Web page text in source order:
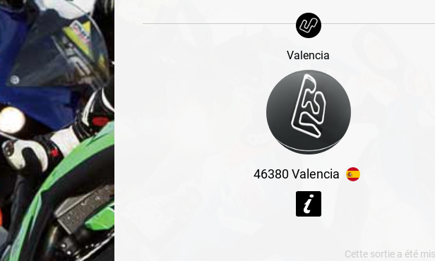
Valencia
46380 Valencia
Cette sortie a été